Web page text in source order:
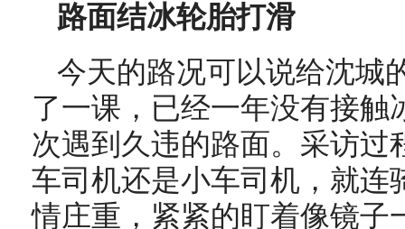
路面结冰轮胎打滑
今天的路况可以说给沈城
了一课，已经一年没有接触
次遇到久违的路面。采访过
车司机还是小车司机，就连
情庄重，紧紧的盯着像镜子